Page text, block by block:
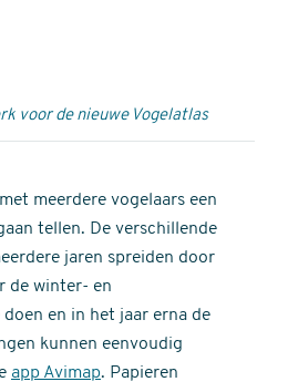
voor de nieuwe Vogelatlas
meerdere vogelaars een
tellen. De verschillende
jaren spreiden door
de winter- en
en in het jaar erna de
kunnen eenvoudig
app Avimap. Papieren